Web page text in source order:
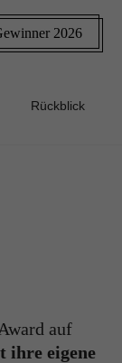
Rückblick
2026
auf
ihre eigene